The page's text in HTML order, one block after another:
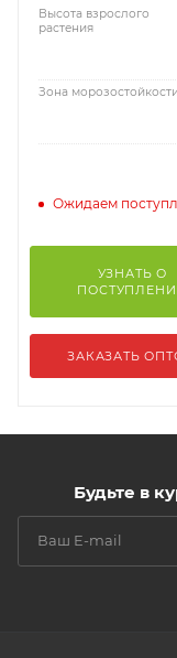
Высота взрослого
растения
Зона морозостойкости
Ожидаем
УЗНАТЬ О
ЗАКАЗАТЬ
Будьте в